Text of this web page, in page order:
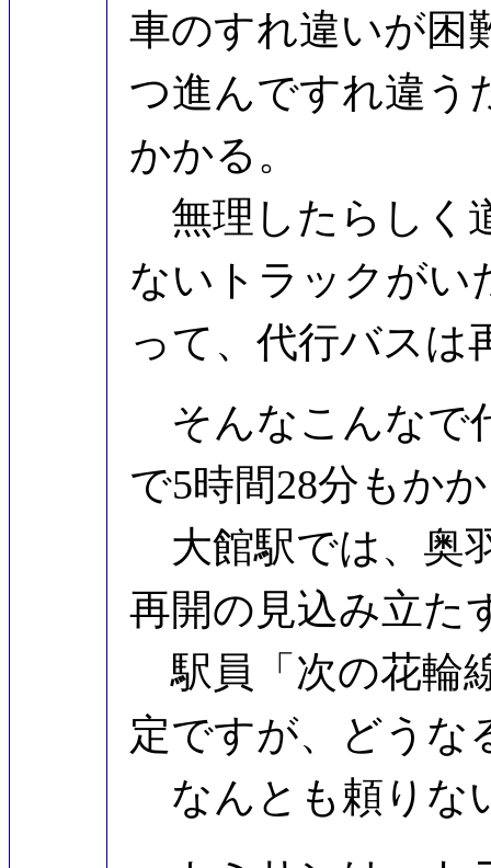
車のすれ違いが困
つ進んですれ違う
かかる。
無理したらしく
ないトラックがい
って、代行バスは
そんなこんなで
で5時間28分もか
大館駅では、奥
再開の見込み立た
駅員「次の花輪
定ですが、どうな
なんとも頼りな